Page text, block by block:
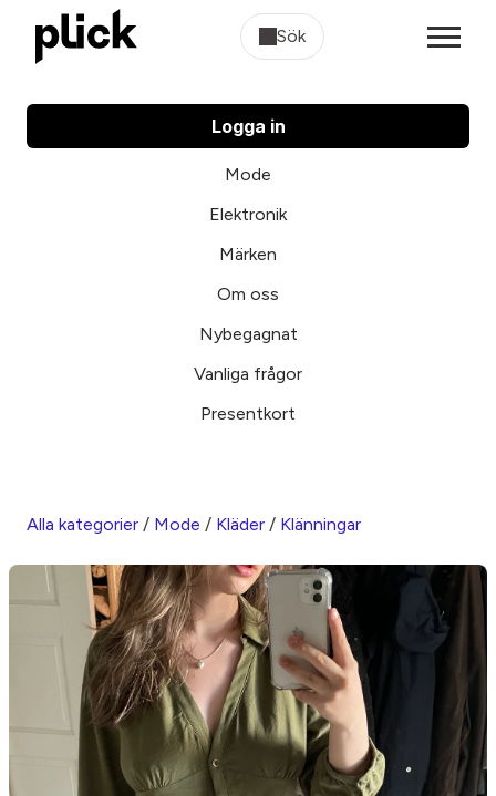
Sök
Logga in
Mode
Elektronik
Märken
Om oss
Nybegagnat
Vanliga frågor
Presentkort
Alla kategorier / Mode / Kläder / Klänningar